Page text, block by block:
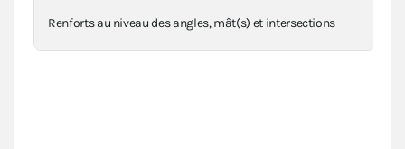
Renforts au niveau des angles, mât(s) et intersections